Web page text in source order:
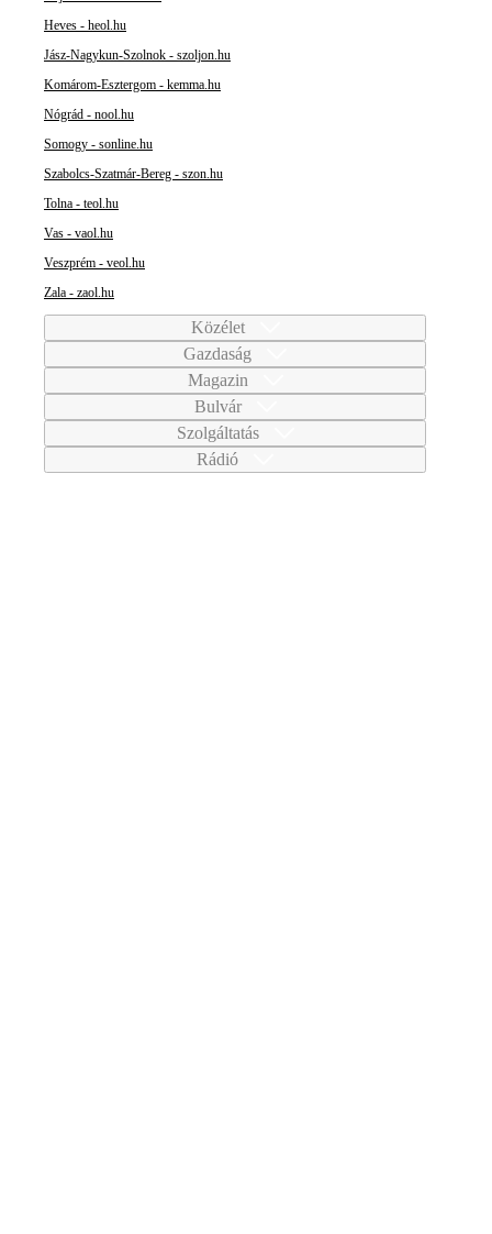
Heves - heol.hu
Jász-Nagykun-Szolnok - szoljon.hu
Komárom-Esztergom - kemma.hu
Nógrád - nool.hu
Somogy - sonline.hu
Szabolcs-Szatmár-Bereg - szon.hu
Tolna - teol.hu
Vas - vaol.hu
Veszprém - veol.hu
Zala - zaol.hu
Közélet
Gazdaság
Magazin
Bulvár
Szolgáltatás
Rádió